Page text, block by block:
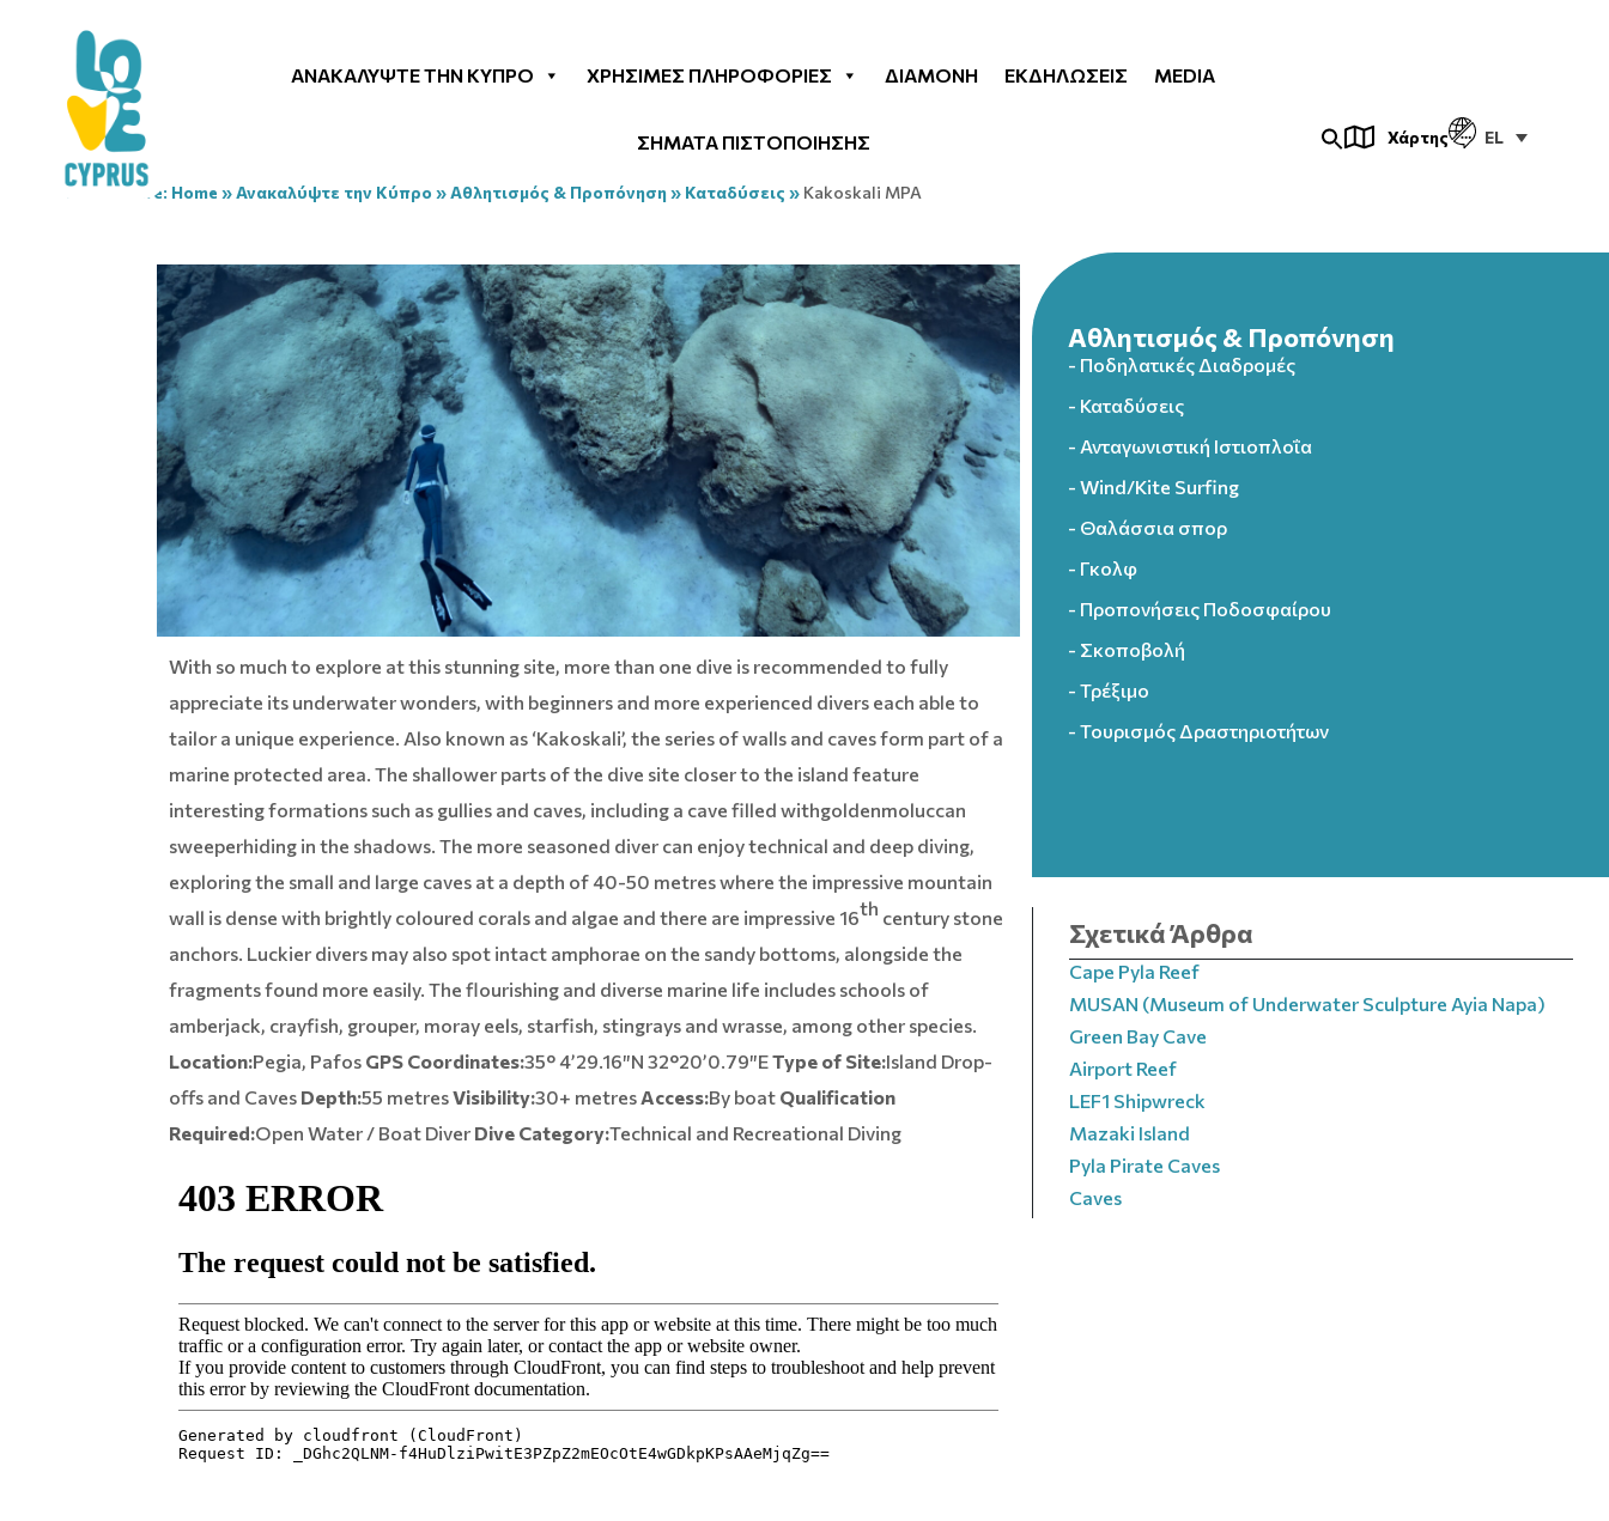
ΑΝΑΚΑΛΎΨΤΕ ΤΗΝ ΚΎΠΡΟ ΧΡΉΣΙΜΕΣ ΠΛΗΡΟΦΟΡΊΕΣ ΔΙΑΜΟΝΉ ΕΚΔΗΛΏΣΕΙΣ MEDIA
ΣΗΜΑΤΑ ΠΙΣΤΟΠΟΙΗΣΗΣ Χάρτης EL
You are here: Home »Ανακαλύψτε την Κύπρο »Αθλητισμός & Προπόνηση» Καταδύσεις » Kakoskali MPA
With so much to explore at this stunning site, more than one dive is recommended to fully
appreciate its underwater wonders, with beginners and more experienced divers each able to
tailor a unique experience. Also known as ‘Kakoskali’, the series of walls and caves form part of a
marine protected area. The shallower parts of the dive site closer to the island feature
interesting formations such as gullies and caves, including a cave filled withgoldenmoluccan
sweeperhiding in the shadows. The more seasoned diver can enjoy technical and deep diving,
exploring the small and large caves at a depth of 40-50 metres where the impressive mountain
wall is dense with brightly coloured corals and algae and there are impressive 16th century stone
anchors. Luckier divers may also spot intact amphorae on the sandy bottoms, alongside the
fragments found more easily. The flourishing and diverse marine life includes schools of
amberjack, crayfish, grouper, moray eels, starfish, stingrays and wrasse, among other species.
Location:Pegia, Pafos GPS Coordinates:35° 4’29.16″N 32°20’0.79″EType of Site:Island Drop-
offs and Caves Depth:55 metresVisibility:30+ metres Access:By boat Qualification
Required:Open Water / Boat Diver Dive Category:Technical and Recreational Diving
Αθλητισμός & Προπόνηση
- Ποδηλατικές Διαδρομές
- Καταδύσεις
- Ανταγωνιστική Ιστιοπλοΐα
- Wind/Kite Surfing
- Θαλάσσια σπορ
- Γκολφ
- Προπονήσεις Ποδοσφαίρου
- Σκοποβολή
- Τρέξιμο
- Τουρισμός Δραστηριοτήτων
Σχετικά Άρθρα
Cape Pyla Reef
MUSAN (Museum of Underwater Sculpture Ayia Napa)
Green Bay Cave
Airport Reef
LEF1 Shipwreck
Mazaki Island
Pyla Pirate Caves
Caves